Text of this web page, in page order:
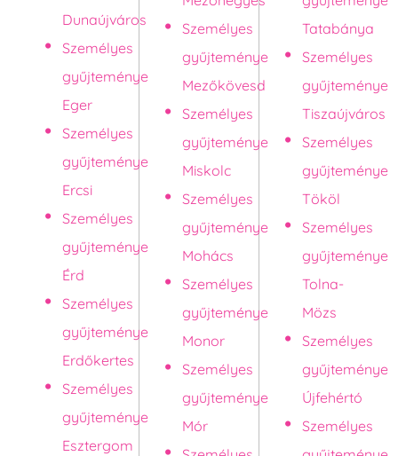
Dunaújváros
Személyes
gyűjteménye
Eger
Személyes
gyűjteménye
Ercsi
Személyes
gyűjteménye
Érd
Személyes
gyűjteménye
Erdőkertes
Személyes
gyűjteménye
Esztergom
Személyes
gyűjteménye
Mezőkövesd
Személyes
gyűjteménye
Miskolc
Személyes
gyűjteménye
Mohács
Személyes
gyűjteménye
Monor
Személyes
gyűjteménye
Mór
Tatabánya
Személyes
gyűjteménye
Tiszaújváros
Személyes
gyűjteménye
Tököl
Személyes
gyűjteménye
Tolna-
Mözs
Személyes
gyűjteménye
Újfehértó
Személyes